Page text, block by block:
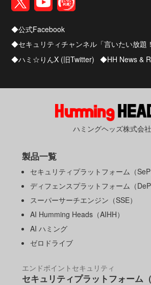
EDR-Realtime Analyticsを強化しま
2025/12/01
サイバーハイジーンオプションの
公式Facebook
セキュリティチャンネル「言いたい放題
ハミ☆りんX (旧Twitter)
HH News &
ハミングヘッズ株式会社
製品一覧
セキュリティプラットフォーム（SeP
ディフェンスプラットフォーム（DeP
スーパーサーチエンジン（SSE）
AI Humming Heads（AIHH）
AI ハミング
ゼロドライブ
エンドポイントセキュリティ
セキュリティプラットフォーム（